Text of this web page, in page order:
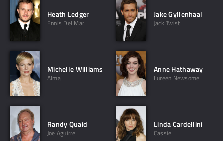
Heath Ledger
Ennis Del Mar
Jake Gyllenhaal
Jack Twist
Michelle Williams
Alma
Anne Hathaway
Lureen Newsome
Randy Quaid
Joe Aguirre
Linda Cardellini
Cassie